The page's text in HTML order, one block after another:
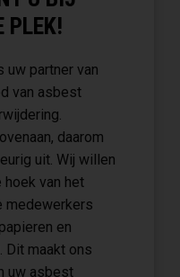
PLEK!
uw partner van
van asbest
daarom
uit. Wij willen
van het
medewerkers
en
Dit maakt ons
uw asbest